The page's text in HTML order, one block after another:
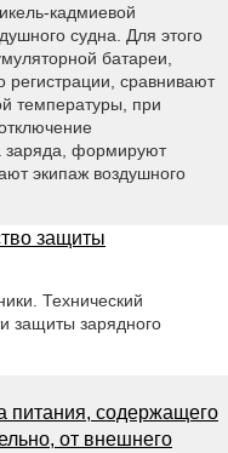
кадмиевой
судна. Для этого
батареи,
регистрации, сравнивают
температуры, при
заряда, формируют
экипаж воздушного
защиты
Технический
защиты зарядного
питания, содержащего
от внешнего